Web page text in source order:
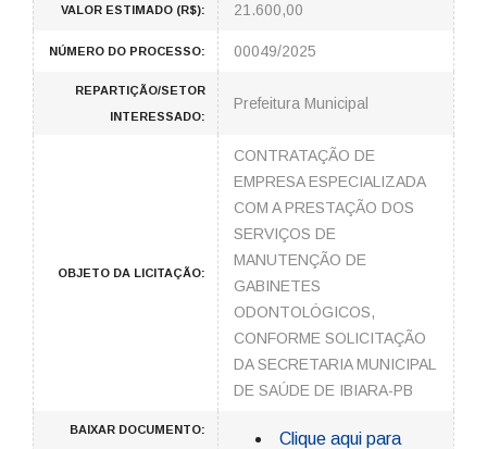
VALOR ESTIMADO (R$): 21.600,00
NÚMERO DO PROCESSO: 00049/2025
REPARTIÇÃO/SETOR
INTERESSADO:
Prefeitura Municipal
OBJETO DA LICITAÇÃO:
CONTRATAÇÃO DE
EMPRESA ESPECIALIZADA
COM A PRESTAÇÃO DOS
SERVIÇOS DE
MANUTENÇÃO DE
GABINETES
ODONTOLÓGICOS,
CONFORME SOLICITAÇÃO
DA SECRETARIA MUNICIPAL
DE SAÚDE DE IBIARA-PB
BAIXAR DOCUMENTO:
Clique aqui para